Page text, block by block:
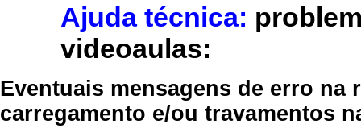
Ajuda técnica:
videoaulas:
Eventuais mensagens de erro
carregamento e/ou travamentos